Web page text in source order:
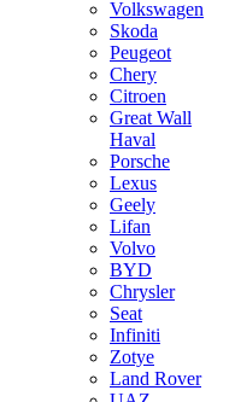
Volkswagen
Skoda
Peugeot
Chery
Citroen
Great Wall
Haval
Porsche
Lexus
Geely
Lifan
Volvo
BYD
Chrysler
Seat
Infiniti
Zotye
Land Rover